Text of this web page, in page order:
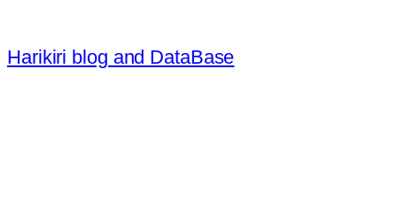
容
を
Harikiri blog and DataBase